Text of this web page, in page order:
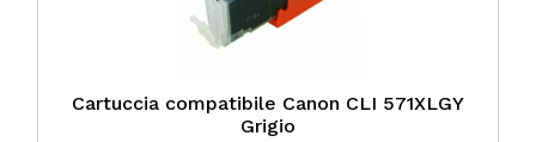
Cartuccia compatibile Canon CLI 571XLGY
Grigio